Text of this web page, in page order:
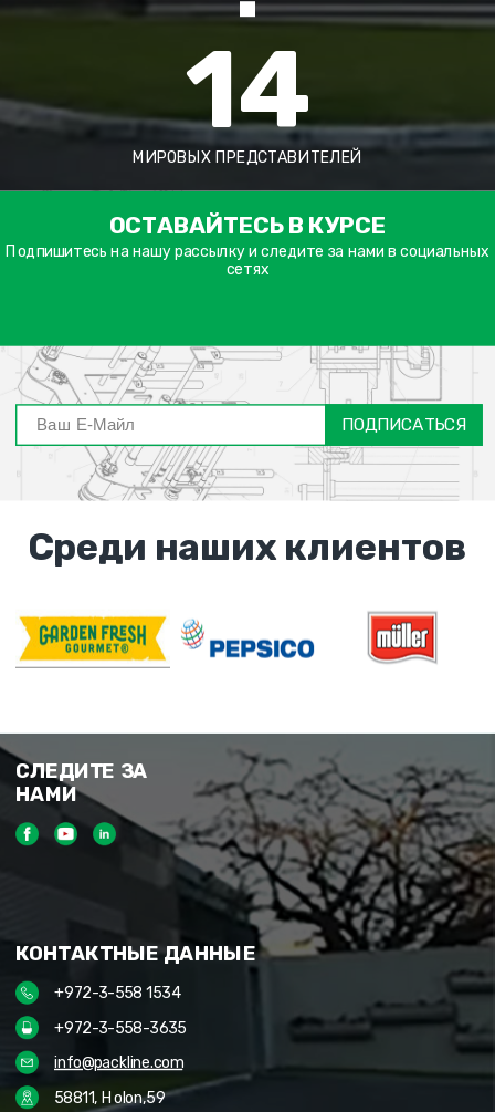
14
МИРОВЫХ ПРЕДСТАВИТЕЛЕЙ
ОСТАВАЙТЕСЬ В КУРСЕ
Подпишитесь на нашу рассылку и следите за нами в социальных
сетях
ПОДПИСАТЬСЯ
Среди наших клиентов
СЛЕДИТЕ ЗА
НАМИ
КОНТАКТНЫЕ ДАННЫЕ
+972-3-558 1534
+972-3-558-3635
info@packline.com
58811, Holon,59